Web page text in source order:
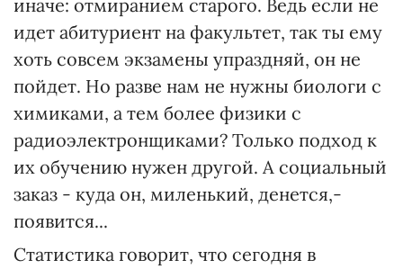
иначе: отмиранием старого. Ведь если не
идет абитуриент на факультет, так ты ему
хоть совсем экзамены упраздняй, он не
пойдет. Но разве нам не нужны биологи с
химиками, а тем более физики с
радиоэлектронщиками? Только подход к
их обучению нужен другой. А социальный
заказ - куда он, миленький, денется,-
появится...
Статистика говорит, что сегодня в